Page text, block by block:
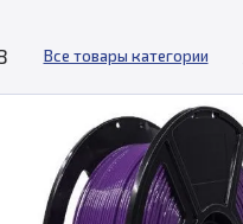
Все товары категории